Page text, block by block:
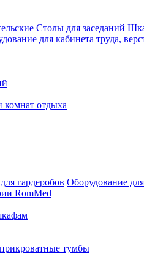
Столы для заседаний
для кабинета труда,
комнат отдыха
гардеробов Оборудование
RomMed
тумбы